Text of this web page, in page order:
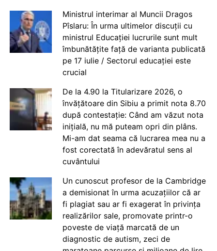
Ministrul interimar al Muncii Dragos
Pîslaru: În urma ultimelor discuții cu
ministrul Educației lucrurile sunt mult
îmbunătățite față de varianta publicată
pe 17 iulie / Sectorul educației este
crucial
De la 4.90 la Titularizare 2026, o
învățătoare din Sibiu a primit nota 8.70
după contestație: Când am văzut nota
inițială, nu mă puteam opri din plâns.
Mi-am dat seama că lucrarea mea nu a
fost corectată în adevăratul sens al
cuvântului
Un cunoscut profesor de la Cambridge
a demisionat în urma acuzațiilor că ar
fi plagiat sau ar fi exagerat în privința
realizărilor sale, promovate printr-o
poveste de viață marcată de un
diagnostic de autism, zeci de